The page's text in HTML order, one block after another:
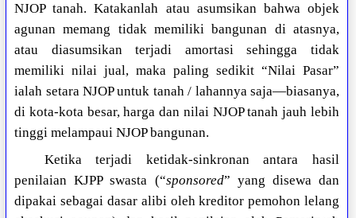
NJOP tanah. Katakanlah atau asumsikan bahwa objek
agunan memang tidak memiliki bangunan di atasnya,
atau diasumsikan terjadi amortasi sehingga tidak
memiliki nilai jual, maka paling sedikit “Nilai Pasar”
ialah setara NJOP untuk tanah / lahannya saja—biasanya,
di kota-kota besar, harga dan nilai NJOP tanah jauh lebih
tinggi melampaui NJOP bangunan.
Ketika terjadi ketidak-sinkronan antara hasil
penilaian KJPP swasta (“sponsored” yang disewa dan
dipakai sebagai dasar alibi oleh kreditor pemohon lelang